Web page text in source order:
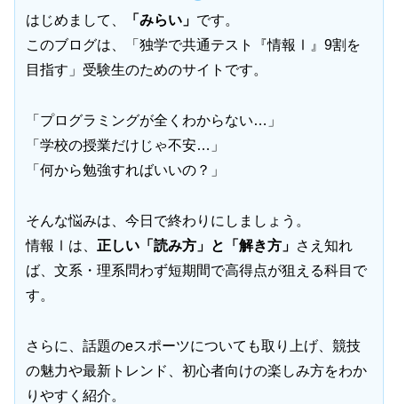
はじめまして、 「みらい」 です。
このブログは、「独学で共通テスト『情報Ⅰ』9割を
目指す」受験生のためのサイトです。
「プログラミングが全くわからない…」
「学校の授業だけじゃ不安…」
「何から勉強すればいいの？」
そんな悩みは、今日で終わりにしましょう。
情報Ⅰは、 正しい「読み方」と「解き方」 さえ知れ
ば、文系・理系問わず短期間で高得点が狙える科目で
す。
さらに、話題のeスポーツについても取り上げ、競技
の魅力や最新トレンド、初心者向けの楽しみ方をわか
りやすく紹介。